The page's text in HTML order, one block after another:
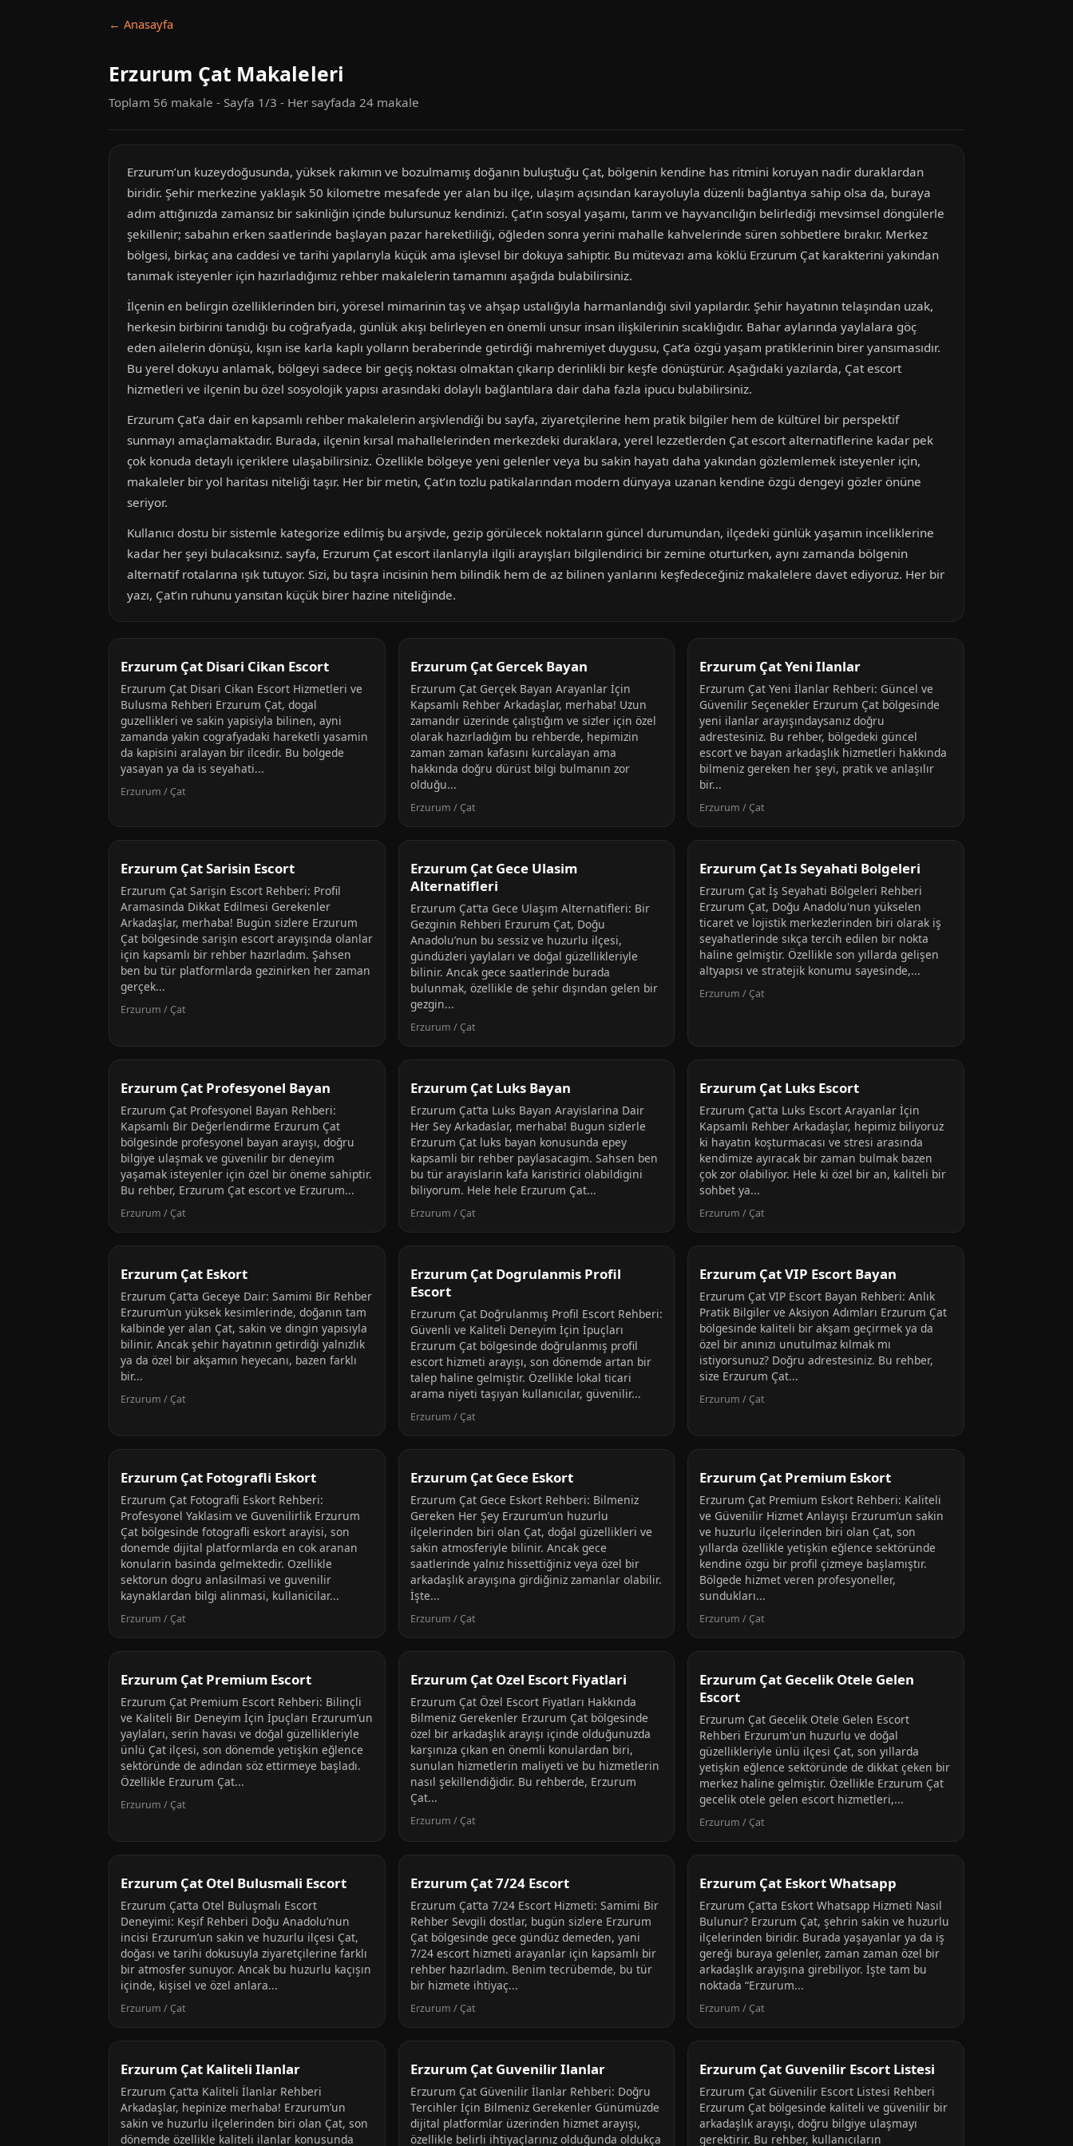
← Anasayfa
Erzurum Çat Makaleleri
Toplam 56 makale - Sayfa 1/3 - Her sayfada 24 makale
Erzurum’un kuzeydoğusunda, yüksek rakımın ve bozulmamış doğanın buluştuğu Çat, bölgenin kendine has ritmini koruyan nadir duraklardan
biridir. Şehir merkezine yaklaşık 50 kilometre mesafede yer alan bu ilçe, ulaşım açısından karayoluyla düzenli bağlantıya sahip olsa da, buraya
adım attığınızda zamansız bir sakinliğin içinde bulursunuz kendinizi. Çat’ın sosyal yaşamı, tarım ve hayvancılığın belirlediği mevsimsel döngülerle
şekillenir; sabahın erken saatlerinde başlayan pazar hareketliliği, öğleden sonra yerini mahalle kahvelerinde süren sohbetlere bırakır. Merkez
bölgesi, birkaç ana caddesi ve tarihi yapılarıyla küçük ama işlevsel bir dokuya sahiptir. Bu mütevazı ama köklü Erzurum Çat karakterini yakından
tanımak isteyenler için hazırladığımız rehber makalelerin tamamını aşağıda bulabilirsiniz.
İlçenin en belirgin özelliklerinden biri, yöresel mimarinin taş ve ahşap ustalığıyla harmanlandığı sivil yapılardır. Şehir hayatının telaşından uzak,
herkesin birbirini tanıdığı bu coğrafyada, günlük akışı belirleyen en önemli unsur insan ilişkilerinin sıcaklığıdır. Bahar aylarında yaylalara göç
eden ailelerin dönüşü, kışın ise karla kaplı yolların beraberinde getirdiği mahremiyet duygusu, Çat’a özgü yaşam pratiklerinin birer yansımasıdır.
Bu yerel dokuyu anlamak, bölgeyi sadece bir geçiş noktası olmaktan çıkarıp derinlikli bir keşfe dönüştürür. Aşağıdaki yazılarda, Çat escort
hizmetleri ve ilçenin bu özel sosyolojik yapısı arasındaki dolaylı bağlantılara dair daha fazla ipucu bulabilirsiniz.
Erzurum Çat’a dair en kapsamlı rehber makalelerin arşivlendiği bu sayfa, ziyaretçilerine hem pratik bilgiler hem de kültürel bir perspektif
sunmayı amaçlamaktadır. Burada, ilçenin kırsal mahallelerinden merkezdeki duraklara, yerel lezzetlerden Çat escort alternatiflerine kadar pek
çok konuda detaylı içeriklere ulaşabilirsiniz. Özellikle bölgeye yeni gelenler veya bu sakin hayatı daha yakından gözlemlemek isteyenler için,
makaleler bir yol haritası niteliği taşır. Her bir metin, Çat’ın tozlu patikalarından modern dünyaya uzanan kendine özgü dengeyi gözler önüne
seriyor.
Kullanıcı dostu bir sistemle kategorize edilmiş bu arşivde, gezip görülecek noktaların güncel durumundan, ilçedeki günlük yaşamın inceliklerine
kadar her şeyi bulacaksınız. sayfa, Erzurum Çat escort ilanlarıyla ilgili arayışları bilgilendirici bir zemine oturturken, aynı zamanda bölgenin
alternatif rotalarına ışık tutuyor. Sizi, bu taşra incisinin hem bilindik hem de az bilinen yanlarını keşfedeceğiniz makalelere davet ediyoruz. Her bir
yazı, Çat’ın ruhunu yansıtan küçük birer hazine niteliğinde.
Erzurum Çat Disari Cikan Escort
Erzurum Çat Disari Cikan Escort Hizmetleri ve
Bulusma Rehberi Erzurum Çat, dogal
guzellikleri ve sakin yapisiyla bilinen, ayni
zamanda yakin cografyadaki hareketli yasamin
da kapisini aralayan bir ilcedir. Bu bolgede
yasayan ya da is seyahati...
Erzurum / Çat
Erzurum Çat Gercek Bayan
Erzurum Çat Gerçek Bayan Arayanlar İçin
Kapsamlı Rehber Arkadaşlar, merhaba! Uzun
zamandır üzerinde çalıştığım ve sizler için özel
olarak hazırladığım bu rehberde, hepimizin
zaman zaman kafasını kurcalayan ama
hakkında doğru dürüst bilgi bulmanın zor
olduğu...
Erzurum / Çat
Erzurum Çat Yeni Ilanlar
Erzurum Çat Yeni İlanlar Rehberi: Güncel ve
Güvenilir Seçenekler Erzurum Çat bölgesinde
yeni ilanlar arayışındaysanız doğru
adrestesiniz. Bu rehber, bölgedeki güncel
escort ve bayan arkadaşlık hizmetleri hakkında
bilmeniz gereken her şeyi, pratik ve anlaşılır
bir...
Erzurum / Çat
Erzurum Çat Sarisin Escort
Erzurum Çat Sarişin Escort Rehberi: Profil
Aramasinda Dikkat Edilmesi Gerekenler
Arkadaşlar, merhaba! Bugün sizlere Erzurum
Çat bölgesinde sarişin escort arayışında olanlar
için kapsamlı bir rehber hazırladım. Şahsen
ben bu tür platformlarda gezinirken her zaman
gerçek...
Erzurum / Çat
Erzurum Çat Gece Ulasim
Alternatifleri
Erzurum Çat’ta Gece Ulaşım Alternatifleri: Bir
Gezginin Rehberi Erzurum Çat, Doğu
Anadolu’nun bu sessiz ve huzurlu ilçesi,
gündüzleri yaylaları ve doğal güzellikleriyle
bilinir. Ancak gece saatlerinde burada
bulunmak, özellikle de şehir dışından gelen bir
gezgin...
Erzurum / Çat
Erzurum Çat Is Seyahati Bolgeleri
Erzurum Çat İş Seyahati Bölgeleri Rehberi
Erzurum Çat, Doğu Anadolu'nun yükselen
ticaret ve lojistik merkezlerinden biri olarak iş
seyahatlerinde sıkça tercih edilen bir nokta
haline gelmiştir. Özellikle son yıllarda gelişen
altyapısı ve stratejik konumu sayesinde,...
Erzurum / Çat
Erzurum Çat Profesyonel Bayan
Erzurum Çat Profesyonel Bayan Rehberi:
Kapsamlı Bir Değerlendirme Erzurum Çat
bölgesinde profesyonel bayan arayışı, doğru
bilgiye ulaşmak ve güvenilir bir deneyim
yaşamak isteyenler için özel bir öneme sahiptir.
Bu rehber, Erzurum Çat escort ve Erzurum...
Erzurum / Çat
Erzurum Çat Luks Bayan
Erzurum Çat’ta Luks Bayan Arayislarina Dair
Her Sey Arkadaslar, merhaba! Bugun sizlerle
Erzurum Çat luks bayan konusunda epey
kapsamli bir rehber paylasacagim. Sahsen ben
bu tür arayislarin kafa karistirici olabildigini
biliyorum. Hele hele Erzurum Çat...
Erzurum / Çat
Erzurum Çat Luks Escort
Erzurum Çat'ta Luks Escort Arayanlar İçin
Kapsamlı Rehber Arkadaşlar, hepimiz biliyoruz
ki hayatın koşturmacası ve stresi arasında
kendimize ayıracak bir zaman bulmak bazen
çok zor olabiliyor. Hele ki özel bir an, kaliteli bir
sohbet ya...
Erzurum / Çat
Erzurum Çat Eskort
Erzurum Çat’ta Geceye Dair: Samimi Bir Rehber
Erzurum’un yüksek kesimlerinde, doğanın tam
kalbinde yer alan Çat, sakin ve dingin yapısıyla
bilinir. Ancak şehir hayatının getirdiği yalnızlık
ya da özel bir akşamın heyecanı, bazen farklı
bir...
Erzurum / Çat
Erzurum Çat Dogrulanmis Profil
Escort
Erzurum Çat Doğrulanmış Profil Escort Rehberi:
Güvenli ve Kaliteli Deneyim İçin İpuçları
Erzurum Çat bölgesinde doğrulanmış profil
escort hizmeti arayışı, son dönemde artan bir
talep haline gelmiştir. Özellikle lokal ticari
arama niyeti taşıyan kullanıcılar, güvenilir...
Erzurum / Çat
Erzurum Çat VIP Escort Bayan
Erzurum Çat VIP Escort Bayan Rehberi: Anlık
Pratik Bilgiler ve Aksiyon Adımları Erzurum Çat
bölgesinde kaliteli bir akşam geçirmek ya da
özel bir anınızı unutulmaz kılmak mı
istiyorsunuz? Doğru adrestesiniz. Bu rehber,
size Erzurum Çat...
Erzurum / Çat
Erzurum Çat Fotografli Eskort
Erzurum Çat Fotografli Eskort Rehberi:
Profesyonel Yaklasim ve Guvenilirlik Erzurum
Çat bölgesinde fotografli eskort arayisi, son
donemde dijital platformlarda en cok aranan
konularin basinda gelmektedir. Ozellikle
sektorun dogru anlasilmasi ve guvenilir
kaynaklardan bilgi alinmasi, kullanicilar...
Erzurum / Çat
Erzurum Çat Gece Eskort
Erzurum Çat Gece Eskort Rehberi: Bilmeniz
Gereken Her Şey Erzurum’un huzurlu
ilçelerinden biri olan Çat, doğal güzellikleri ve
sakin atmosferiyle bilinir. Ancak gece
saatlerinde yalnız hissettiğiniz veya özel bir
arkadaşlık arayışına girdiğiniz zamanlar olabilir.
İşte...
Erzurum / Çat
Erzurum Çat Premium Eskort
Erzurum Çat Premium Eskort Rehberi: Kaliteli
ve Güvenilir Hizmet Anlayışı Erzurum’un sakin
ve huzurlu ilçelerinden biri olan Çat, son
yıllarda özellikle yetişkin eğlence sektöründe
kendine özgü bir profil çizmeye başlamıştır.
Bölgede hizmet veren profesyoneller,
sundukları...
Erzurum / Çat
Erzurum Çat Premium Escort
Erzurum Çat Premium Escort Rehberi: Bilinçli
ve Kaliteli Bir Deneyim İçin İpuçları Erzurum’un
yaylaları, serin havası ve doğal güzellikleriyle
ünlü Çat ilçesi, son dönemde yetişkin eğlence
sektöründe de adından söz ettirmeye başladı.
Özellikle Erzurum Çat...
Erzurum / Çat
Erzurum Çat Ozel Escort Fiyatlari
Erzurum Çat Özel Escort Fiyatları Hakkında
Bilmeniz Gerekenler Erzurum Çat bölgesinde
özel bir arkadaşlık arayışı içinde olduğunuzda
karşınıza çıkan en önemli konulardan biri,
sunulan hizmetlerin maliyeti ve bu hizmetlerin
nasıl şekillendiğidir. Bu rehberde, Erzurum
Çat...
Erzurum / Çat
Erzurum Çat Gecelik Otele Gelen
Escort
Erzurum Çat Gecelik Otele Gelen Escort
Rehberi Erzurum'un huzurlu ve doğal
güzellikleriyle ünlü ilçesi Çat, son yıllarda
yetişkin eğlence sektöründe de dikkat çeken bir
merkez haline gelmiştir. Özellikle Erzurum Çat
gecelik otele gelen escort hizmetleri,...
Erzurum / Çat
Erzurum Çat Otel Bulusmali Escort
Erzurum Çat’ta Otel Buluşmalı Escort
Deneyimi: Keşif Rehberi Doğu Anadolu’nun
incisi Erzurum’un sakin ve huzurlu ilçesi Çat,
doğası ve tarihi dokusuyla ziyaretçilerine farklı
bir atmosfer sunuyor. Ancak bu huzurlu kaçışın
içinde, kişisel ve özel anlara...
Erzurum / Çat
Erzurum Çat 7/24 Escort
Erzurum Çat’ta 7/24 Escort Hizmeti: Samimi Bir
Rehber Sevgili dostlar, bugün sizlere Erzurum
Çat bölgesinde gece gündüz demeden, yani
7/24 escort hizmeti arayanlar için kapsamlı bir
rehber hazırladım. Benim tecrübemde, bu tür
bir hizmete ihtiyaç...
Erzurum / Çat
Erzurum Çat Eskort Whatsapp
Erzurum Çat’ta Eskort Whatsapp Hizmeti Nasıl
Bulunur? Erzurum Çat, şehrin sakin ve huzurlu
ilçelerinden biridir. Burada yaşayanlar ya da iş
gereği buraya gelenler, zaman zaman özel bir
arkadaşlık arayışına girebiliyor. İşte tam bu
noktada “Erzurum...
Erzurum / Çat
Erzurum Çat Kaliteli Ilanlar
Erzurum Çat’ta Kaliteli İlanlar Rehberi
Arkadaşlar, hepinize merhaba! Erzurum’un
sakin ve huzurlu ilçelerinden biri olan Çat, son
dönemde özellikle kaliteli ilanlar konusunda
Erzurum Çat Guvenilir Ilanlar
Erzurum Çat Güvenilir İlanlar Rehberi: Doğru
Tercihler İçin Bilmeniz Gerekenler Günümüzde
dijital platformlar üzerinden hizmet arayışı,
özellikle belirli ihtiyaçlarınız olduğunda oldukça
Erzurum Çat Guvenilir Escort Listesi
Erzurum Çat Güvenilir Escort Listesi Rehberi
Erzurum Çat bölgesinde kaliteli ve güvenilir bir
arkadaşlık arayışı, doğru bilgiye ulaşmayı
gerektirir. Bu rehber, kullanıcıların